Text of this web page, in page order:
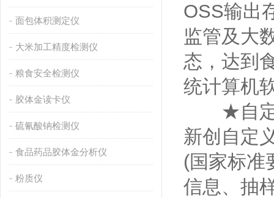
面包体积测定仪
大米加工精度检测仪
粮食安全检测仪
胶体金读卡仪
硫氰酸钠检测仪
食品药品胶体金分析仪
粉质仪
OSS输出
监管及大
态，达到
统计算机
★自定
新创自定
(国家标准
信息、抽